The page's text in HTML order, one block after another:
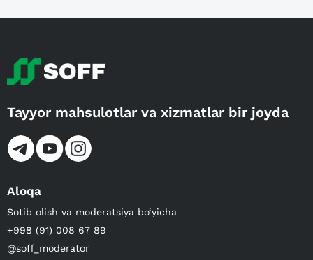
Tayyor mahsulotlar va xizmatlar bir joyda
Aloqa
Sotib olish va moderatsiya bo‘yicha
+998 (91) 008 67 89
@soff_moderator